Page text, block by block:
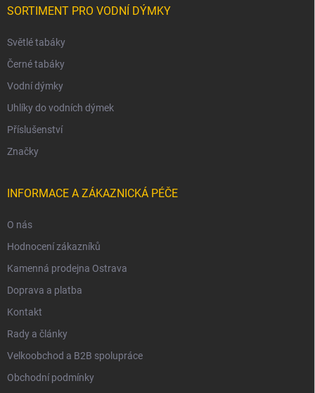
SORTIMENT PRO VODNÍ DÝMKY
Světlé tabáky
Černé tabáky
Vodní dýmky
Uhlíky do vodních dýmek
Příslušenství
Značky
INFORMACE A ZÁKAZNICKÁ PÉČE
O nás
Hodnocení zákazníků
Kamenná prodejna Ostrava
Doprava a platba
Kontakt
Rady a články
Velkoobchod a B2B spolupráce
Obchodní podmínky